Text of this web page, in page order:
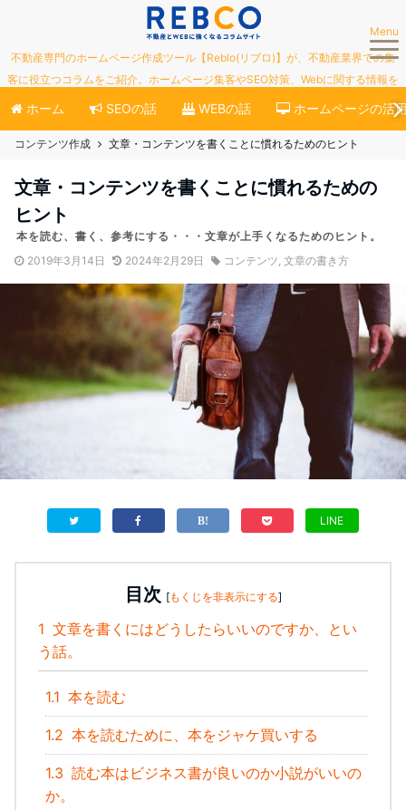
不動産専門のホームページ作成ツール【Reblo(リブロ)】が、不動産業界での集
客に役立つコラムをご紹介。ホームページ集客やSEO対策、Webに関する情報を
ご紹介していきます。
Menu
ホーム SEOの話 WEBの話 ホームページの活
コンテンツ作成 文章・コンテンツを書くことに慣れるためのヒント
文章・コンテンツを書くことに慣れるための
ヒント
本を読む、書く、参考にする・・・文章が上手くなるためのヒント。
2019年3月14日
2024年2月29日 コンテンツ, 文章の書き方
LINE
目次 [もくじを非表示にする]
1 文章を書くにはどうしたらいいのですか、とい
う話。
1.1 本を読む
1.2 本を読むために、本をジャケ買いする
1.3 読む本はビジネス書が良いのか小説がいいの
か。